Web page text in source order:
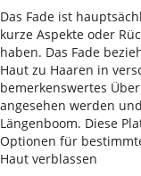
Das Fade ist
kurze Aspekte oder
haben. Das Fade
Haut zu Haaren in
bemerkenswertes
angesehen werden
Längenboom. Diese
Optionen für
Haut verblassen